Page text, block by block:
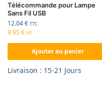
Télécommande pour Lampe
Sans Fil USB
12.04€ TTC
9.95€ HT
Ajouter au panier
Livraison : 15-21 Jours